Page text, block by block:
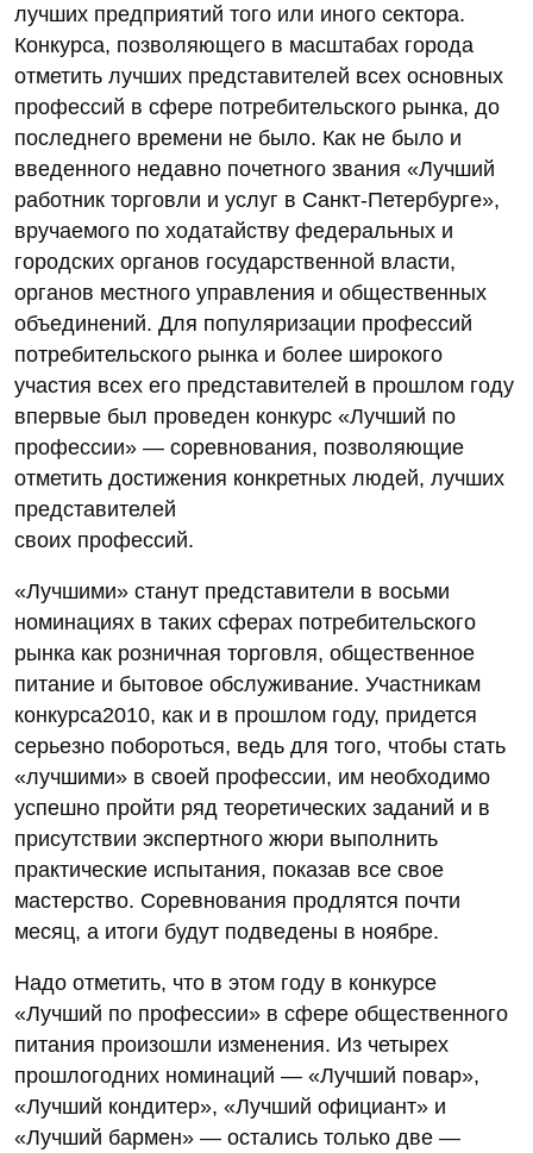
лучших предприятий того или иного сектора.
Конкурса, позволяющего в масштабах города
отметить лучших представителей всех основных
профессий в сфере потребительского рынка, до
последнего времени не было. Как не было и
введенного недавно почетного звания «Лучший
работник торговли и услуг в Санкт-Петербурге»,
вручаемого по ходатайству федеральных и
городских органов государственной власти,
органов местного управления и общественных
объединений. Для популяризации профессий
потребительского рынка и более широкого
участия всех его представителей в прошлом году
впервые был проведен конкурс «Лучший по
профессии» — соревнования, позволяющие
отметить достижения конкретных людей, лучших
представителей
своих профессий.
«Лучшими» станут представители в восьми
номинациях в таких сферах потребительского
рынка как розничная торговля, общественное
питание и бытовое обслуживание. Участникам
конкурса2010, как и в прошлом году, придется
серьезно побороться, ведь для того, чтобы стать
«лучшими» в своей профессии, им необходимо
успешно пройти ряд теоретических заданий и в
присутствии экспертного жюри выполнить
практические испытания, показав все свое
мастерство. Соревнования продлятся почти
месяц, а итоги будут подведены в ноябре.
Надо отметить, что в этом году в конкурсе
«Лучший по профессии» в сфере общественного
питания произошли изменения. Из четырех
прошлогодних номинаций — «Лучший повар»,
«Лучший кондитер», «Лучший официант» и
«Лучший бармен» — остались только две —